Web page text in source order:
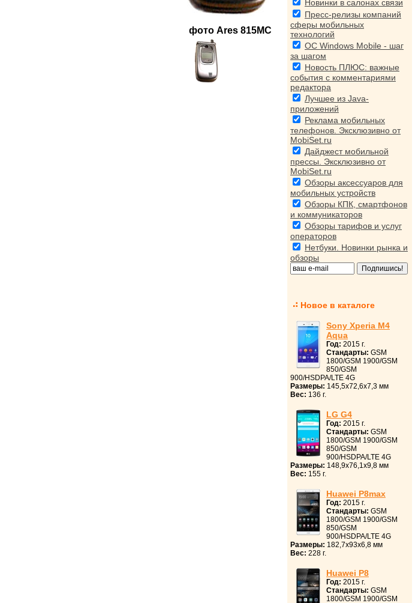
фото Ares 815MC
Новинки в салонах связи
Пресс-релизы компаний
сферы мобильных
технологий
ОС Windows Mobile - шаг
за шагом
Новость ПЛЮС: важные
события с комментариями
редактора
Лучшее из Java-
приложений
Реклама мобильных
телефонов. Эксклюзивно от
MobiSet.ru
Дайджест мобильной
прессы. Эксклюзивно от
MobiSet.ru
Обзоры аксессуаров для
мобильных устройств
Обзоры КПК, смартфонов
и коммуникаторов
Обзоры тарифов и услуг
операторов
Нетбуки. Новинки рынка и
обзоры
Новое в каталоге
Sony Xperia M4
Aqua
Год: 2015 г.
Стандарты: GSM
1800/GSM 1900/GSM
850/GSM
900/HSDPA/LTE 4G
Размеры: 145,5x72,6x7,3 мм
Вес: 136 г.
LG G4
Год: 2015 г.
Стандарты: GSM
1800/GSM 1900/GSM
850/GSM
900/HSDPA/LTE 4G
Размеры: 148,9x76,1x9,8 мм
Вес: 155 г.
Huawei P8max
Год: 2015 г.
Стандарты: GSM
1800/GSM 1900/GSM
850/GSM
900/HSDPA/LTE 4G
Размеры: 182,7x93x6,8 мм
Вес: 228 г.
Huawei P8
Год: 2015 г.
Стандарты: GSM
1800/GSM 1900/GSM